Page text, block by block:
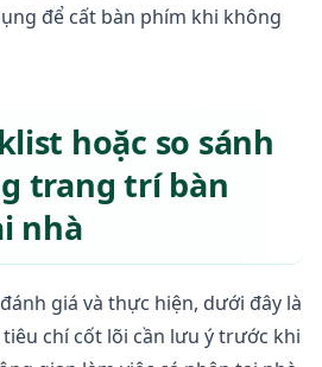
để cất bàn phím khi không
hoặc so sánh
trang trí bàn
nhà
giá và thực hiện, dưới đây là
chí cốt lõi cần lưu ý trước khi